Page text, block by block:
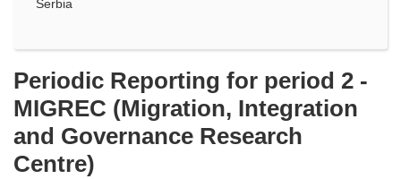
Serbia
Periodic Reporting for period 2 -
MIGREC (Migration, Integration
and Governance Research
Centre)